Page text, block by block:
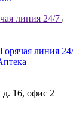
линия 24/7
Горячая линия
д. 16, офис 2